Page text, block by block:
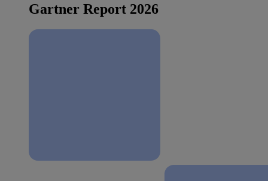
Gartner Report 2026